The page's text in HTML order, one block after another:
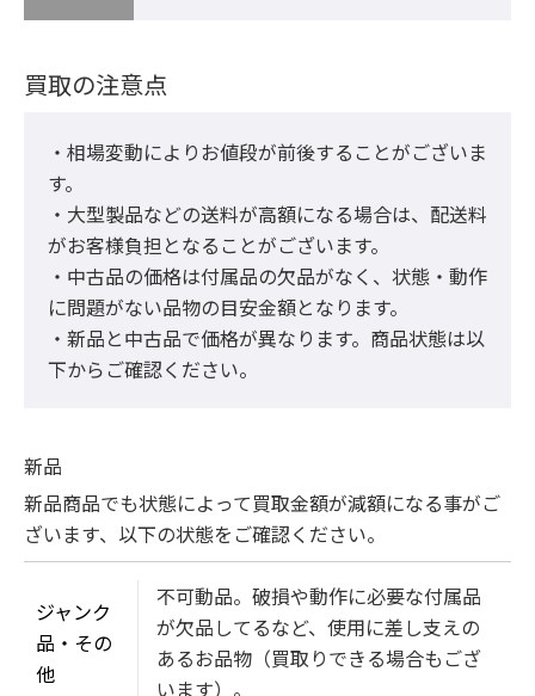
買取の注意点
・相場変動によりお値段が前後することがございま
す。
・大型製品などの送料が高額になる場合は、配送料
がお客様負担となることがございます。
・中古品の価格は付属品の欠品がなく、状態・動作
に問題がない品物の目安金額となります。
・新品と中古品で価格が異なります。商品状態は以
下からご確認ください。
新品
新品商品でも状態によって買取金額が減額になる事がご
ざいます、以下の状態をご確認ください。
ジャンク
品・その
他
不可動品。破損や動作に必要な付属品
が欠品してるなど、使用に差し支えの
あるお品物（買取りできる場合もござ
います）。